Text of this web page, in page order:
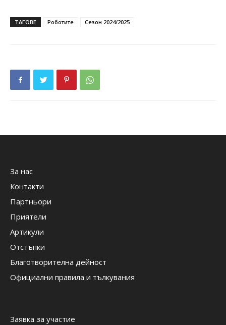
ТАГОВЕ Роботите Сезон 2024/2025
За нас
Контакти
Партньори
Приятели
Артикули
Отстъпки
Благотворителна дейност
Официални правила и тълкувания
Заявка за участие